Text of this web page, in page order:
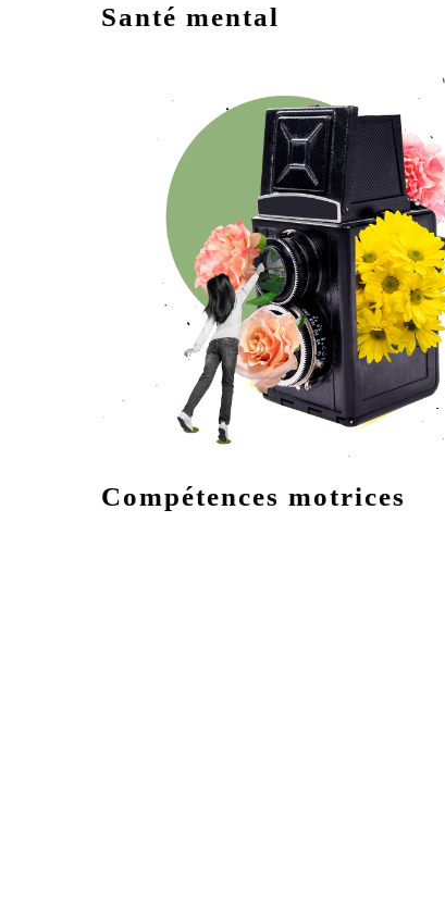
Santé mental
Compétences motrices